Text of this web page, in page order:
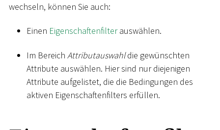
wechseln, können Sie auch:
Einen Eigenschaftenfilterauswählen.
Im Bereich Attributauswahldie gewünschten
Attribute auswählen. Hier sind nur diejenigen
Attribute aufgelistet, die die Bedingungen des
aktiven Eigenschaftenfilters erfüllen.